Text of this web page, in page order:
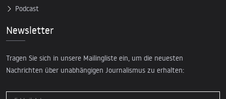
Podcast
Newsletter
Tragen Sie sich in unsere Mailingliste ein, um die neuesten
Nachrichten über unabhängigen Journalismus zu erhalten: